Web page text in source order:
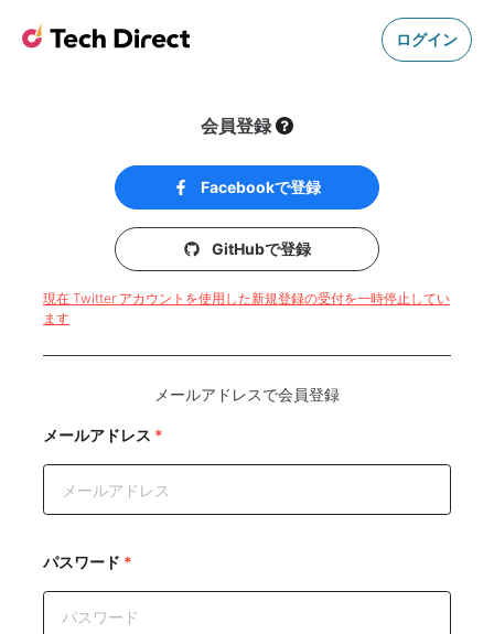
ログイン
会員登録
Facebookで登録
GitHubで登録
現在 Twitter アカウントを使用した新規登録の受付を一時停止してい
ます
メールアドレスで会員登録
メールアドレス *
パスワード *